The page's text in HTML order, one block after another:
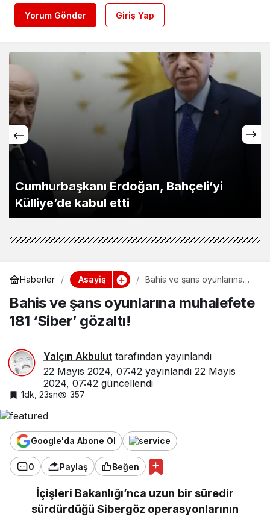
Yorum Gönder Giriş Yap
Cumhurbaşkanı Erdoğan, Bahçeli’yi
Külliye’de kabul etti
Haberler Asayiş
Bahis ve şans oyunlarına
gözaltı!
Bahis ve şans oyunlarına muhalefete
181 ‘Siber’ gözaltı!
Yalçın Akbulut tarafından yayınlandı
22 Mayıs 2024, 07:42 yayınlandı 22 Mayıs
2024, 07:42 güncellendi
1dk, 23sn 357
Google'da Abone Ol
0 Paylaş Beğen
İçişleri Bakanlığı’nca uzun bir süredir
sürdürdüğü Sibergöz operasyonlarının